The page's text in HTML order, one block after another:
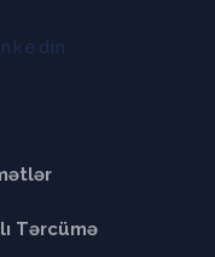
Tərcümə